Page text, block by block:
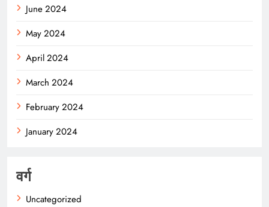
June 2024
May 2024
April 2024
March 2024
February 2024
January 2024
वर्ग
Uncategorized